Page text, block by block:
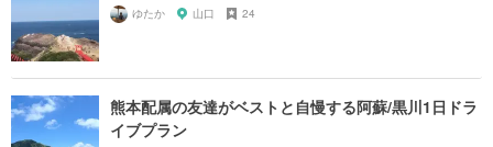
ゆたか 山口 24
熊本配属の友達がベストと自慢する阿蘇/黒川1日ドラ
イブプラン